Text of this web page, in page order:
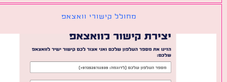
מחולל קישורי וואצאפ